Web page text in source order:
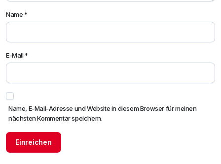
Name*
E-Mail*
Name, E-Mail-Adresse und Website in diesem Browser für meinen
nächsten Kommentar speichern.